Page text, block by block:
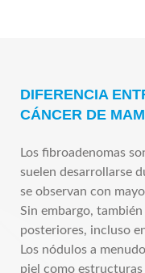
DIFERENCIA
CÁNCER DE
Los fibroadenomas
suelen desarrollarse
se observan con
Sin embargo,
posteriores, incluso
Los nódulos a
piel como estructuras